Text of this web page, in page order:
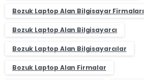
Bozuk Laptop Alan Bilgisayar Firmaları
Bozuk Laptop Alan Bilgisayarcı
Bozuk Laptop Alan Bilgisayarcılar
Bozuk Laptop Alan Firmalar